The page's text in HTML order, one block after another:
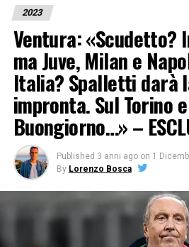
2023
Ventura: «Scudetto?
ma Juve, Milan e
Italia? Spalletti darà
impronta. Sul Torino e
Buongiorno…» –
Published 3 anni ago on 1
By Lorenzo Bosca